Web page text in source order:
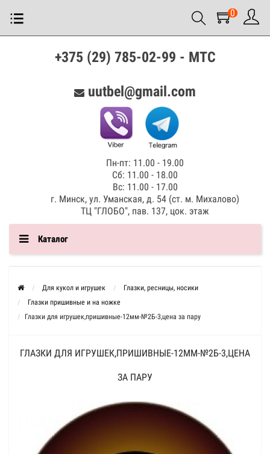
0
+375 (29) 785-02-99 - МТС
uutbel@gmail.com
Пн-пт: 11.00 - 19.00
Сб: 11.00 - 18.00
Вс: 11.00 - 17.00
г. Минск, ул. Уманская, д. 54 (ст. м. Михалово)
ТЦ "ГЛОБО", пав. 137, цок. этаж
Каталог
Для кукол и игрушек
Глазки, ресницы, носики
Глазки пришивные и на ножке
Глазки для игрушек,пришивные-12мм-№2Б-3,цена за пару
ГЛАЗКИ ДЛЯ ИГРУШЕК,ПРИШИВНЫЕ-12ММ-№2Б-3,ЦЕНА
ЗА ПАРУ